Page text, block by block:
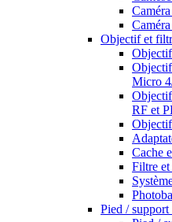
Objectif et
Micro
RF et
Cache
Filtre
Pied / support